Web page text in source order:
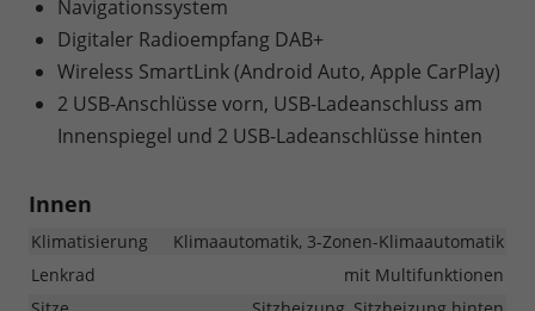
Navigationssystem
Digitaler Radioempfang DAB+
Wireless SmartLink (Android Auto, Apple CarPlay)
2 USB-Anschlüsse vorn, USB-Ladeanschluss am
Innenspiegel und 2 USB-Ladeanschlüsse hinten
Innen
Klimatisierung
Klimaautomatik, 3-Zonen-Klimaautomatik
Lenkrad
mit Multifunktionen